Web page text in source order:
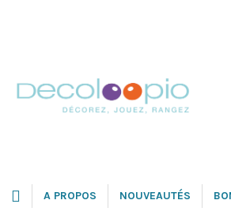
A PROPOS NOUVEAUTÉS